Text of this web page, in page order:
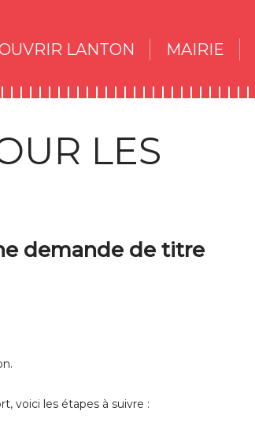
LANTON MAIRIE
LES
demande de titre
voici les étapes à suivre :